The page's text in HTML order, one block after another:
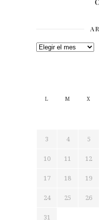
Archivos
L M X
3 4 5
10 11 12
17 18 19
24 25 26
31